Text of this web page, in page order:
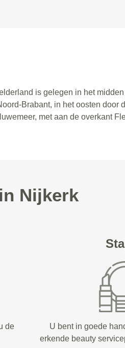
is gelegen in het
Brabant, in het oosten door
met aan de overkant
Nijkerk
de
U bent in goede
erkende beauty